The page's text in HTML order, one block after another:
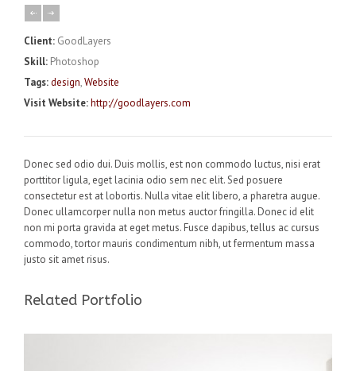
Client: GoodLayers
Skill: Photoshop
Tags:design,Website
Visit Website:http://goodlayers.com
Donec sed odio dui. Duis mollis, est non commodo luctus, nisi erat
porttitor ligula, eget lacinia odio sem nec elit. Sed posuere
consectetur est at lobortis. Nulla vitae elit libero, a pharetra augue.
Donec ullamcorper nulla non metus auctor fringilla. Donec id elit
non mi porta gravida at eget metus. Fusce dapibus, tellus ac cursus
commodo, tortor mauris condimentum nibh, ut fermentum massa
justo sit amet risus.
Related Portfolio